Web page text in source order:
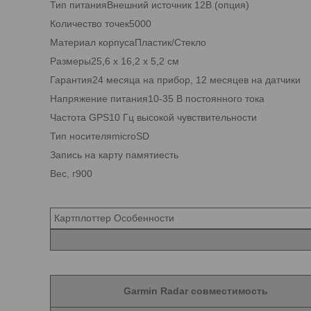
Тип питанияВнешний источник 12В (опция)
Количество точек5000
Материал корпусаПластик/Стекло
Размеры25,6 х 16,2 х 5,2 см
Гарантия24 месяца на прибор, 12 месяцев на датчики
Напряжение питания10-35 В постоянного тока
Частота GPS10 Гц высокой чувствительности
Тип носителяmicroSD
Запись на карту памятиесть
Вес, г900
Картплоттер Особенности
Garmin Radar совместимость